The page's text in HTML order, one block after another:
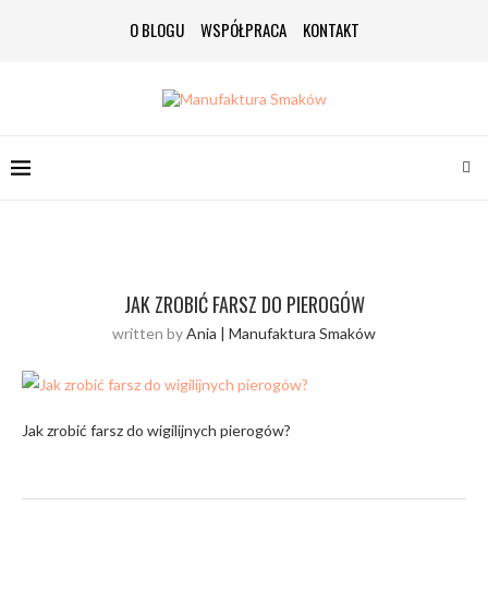
O BLOGU WSPÓŁPRACA KONTAKT
JAK ZROBIĆ FARSZ DO PIEROGÓW
written byAnia | Manufaktura Smaków
Jak zrobić farsz do wigilijnych pierogów?